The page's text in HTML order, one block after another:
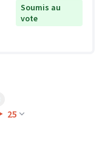
Soumis au
vote
25